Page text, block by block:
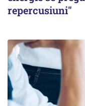
repercusiuni"